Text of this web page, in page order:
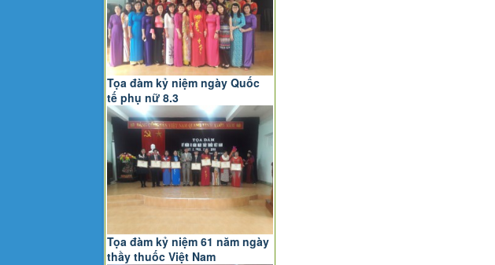
Tọa đàm kỷ niệm ngày Quốc
tế phụ nữ 8.3
Tọa đàm kỷ niệm 61 năm ngày
thầy thuốc Việt Nam